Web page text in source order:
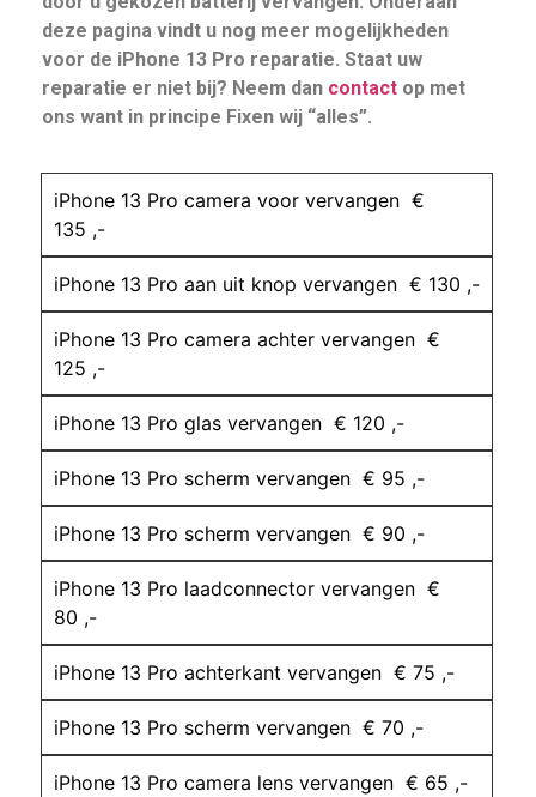
deze pagina vindt u nog meer mogelijkheden
voor de iPhone 13 Pro reparatie. Staat uw
reparatie er niet bij? Neem dan contact op met
ons want in principe Fixen wij “alles”.
iPhone 13 Pro camera voor vervangen €
135 ,-
iPhone 13 Pro aan uit knop vervangen € 130 ,-
iPhone 13 Pro camera achter vervangen €
125 ,-
iPhone 13 Pro glas vervangen € 120 ,-
iPhone 13 Pro scherm vervangen € 95 ,-
iPhone 13 Pro scherm vervangen € 90 ,-
iPhone 13 Pro laadconnector vervangen €
80 ,-
iPhone 13 Pro achterkant vervangen € 75 ,-
iPhone 13 Pro scherm vervangen € 70 ,-
iPhone 13 Pro camera lens vervangen € 65 ,-